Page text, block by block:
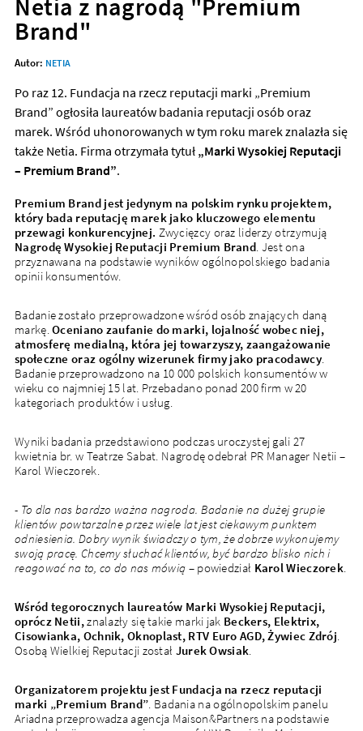
Netia z nagrodą "Premium
Brand"
Autor: NETIA
Po raz 12. Fundacja na rzecz reputacji marki „Premium
Brand” ogłosiła laureatów badania reputacji osób oraz
marek. Wśród uhonorowanych w tym roku marek znalazła się
także Netia. Firma otrzymała tytuł „Marki Wysokiej Reputacji
– Premium Brand”.
Premium Brand jest jedynym na polskim rynku projektem,
który bada reputację marek jako kluczowego elementu
przewagi konkurencyjnej. Zwycięzcy oraz liderzy otrzymują
Nagrodę Wysokiej Reputacji Premium Brand. Jest ona
przyznawana na podstawie wyników ogólnopolskiego badania
opinii konsumentów.
Badanie zostało przeprowadzone wśród osób znających daną
markę.Oceniano zaufanie do marki, lojalność wobec niej,
atmosferę medialną, która jej towarzyszy, zaangażowanie
społeczne oraz ogólny wizerunek firmy jako pracodawcy.
Badanie przeprowadzono na 10 000 polskich konsumentów w
wieku co najmniej 15 lat. Przebadano ponad 200 firm w 20
kategoriach produktów i usług.
Wyniki badania przedstawiono podczas uroczystej gali 27
kwietnia br. w Teatrze Sabat. Nagrodę odebrał PR Manager Netii –
Karol Wieczorek.
- To dla nas bardzo ważna nagroda. Badanie na dużej grupie
klientów powtarzalne przez wiele lat jest ciekawym punktem
odniesienia. Dobry wynik świadczy o tym, że dobrze wykonujemy
swoją pracę. Chcemy słuchać klientów, być bardzo blisko nich i
reagować na to, co do nas mówią – powiedział Karol Wieczorek.
Wśród tegorocznych laureatów Marki Wysokiej Reputacji,
oprócz Netii,znalazły się takie marki jak Beckers, Elektrix,
Cisowianka, Ochnik, Oknoplast, RTV Euro AGD, Żywiec Zdrój.
Osobą Wielkiej Reputacji został Jurek Owsiak.
Organizatorem projektu jest Fundacja na rzecz reputacji
marki „Premium Brand”. Badania na ogólnopolskim panelu
Ariadna przeprowadza agencja Maison&Partners na podstawie